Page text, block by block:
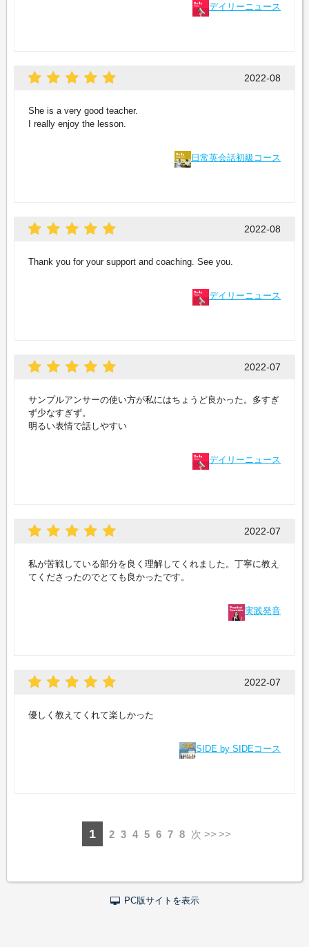
デイリーニュース
2022-08
She is a very good teacher.
I really enjoy the lesson.
日常英会話初級コース
2022-08
Thank you for your support and coaching. See you.
デイリーニュース
2022-07
サンプルアンサーの使い方が私にはちょうど良かった。多すぎ
ず少なすぎず。
明るい表情で話しやすい
デイリーニュース
2022-07
私が苦戦している部分を良く理解してくれました。丁寧に教え
てくださったのでとても良かったです。
実践発音
2022-07
優しく教えてくれて楽しかった
SIDE by SIDEコース
1 2 3 4 5 6 7 8 次 >>
PC版サイトを表示